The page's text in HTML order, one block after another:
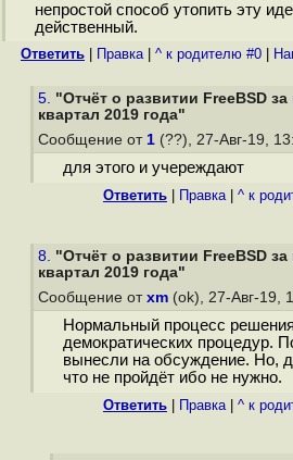
непростой способ утопить эту
действенный.
Ответить Правка| ^ к родителю #0
5. "Отчёт о развитии FreeBSD за
квартал 2019 года"
Сообщение от 1 (??), 27-Авг-19,
для этого и учереждают
Ответить Правка| ^ к
8. "Отчёт о развитии FreeBSD за
квартал 2019 года"
Сообщение от xm (ok), 27-Авг-19,
Нормальный процесс
демократических процедур.
вынесли на обсуждение. Но,
что не пройдёт ибо не нужно.
Ответить Правка| ^ к